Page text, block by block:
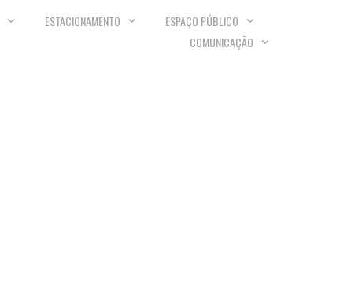
ESTACIONAMENTO
ESPAÇO PÚBLICO
COMUNICAÇÃO